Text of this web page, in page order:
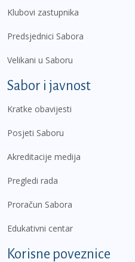
Klubovi zastupnika
Predsjednici Sabora
Velikani u Saboru
Sabor i javnost
Kratke obavijesti
Posjeti Saboru
Akreditacije medija
Pregledi rada
Proračun Sabora
Edukativni centar
Korisne poveznice